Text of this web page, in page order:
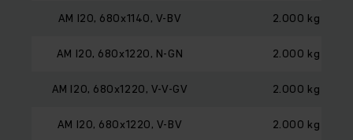
AM I20, 680x1140, V-BV 2.000 kg
AM I20, 680x1220, N-GN 2.000 kg
AM I20, 680x1220, V-V-GV 2.000 kg
AM I20, 680x1220, V-BV 2.000 kg